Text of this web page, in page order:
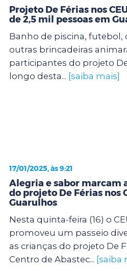
Projeto De Férias nos
de 2,5 mil pessoas em
Banho de piscina, futebol,
outras brincadeiras
participantes do projeto
longo desta... [saiba mais]
17/01/2025, às 9:21
Alegria e sabor marcam
do projeto De Férias nos
Guarulhos
Nesta quinta-feira (16) o
promoveu um passeio
as crianças do projeto De
Centro de Abastec... [saiba